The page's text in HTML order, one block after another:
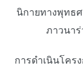
นิกายทางพุทธศ
ภาวนา
การดำเนินโคร